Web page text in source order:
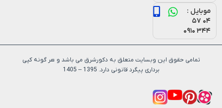
موبایل :
۰۴ ۵۷
۳۴۴ ۰۹۱۰
تمامی حقوق این وبسایت متعلق به دکورشرق می باشد و هر گونه کپی
برداری پیگرد قانونی دارد. 1395 – 1405